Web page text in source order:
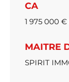
CA
1 975 000 €
MAITRE
SPIRIT